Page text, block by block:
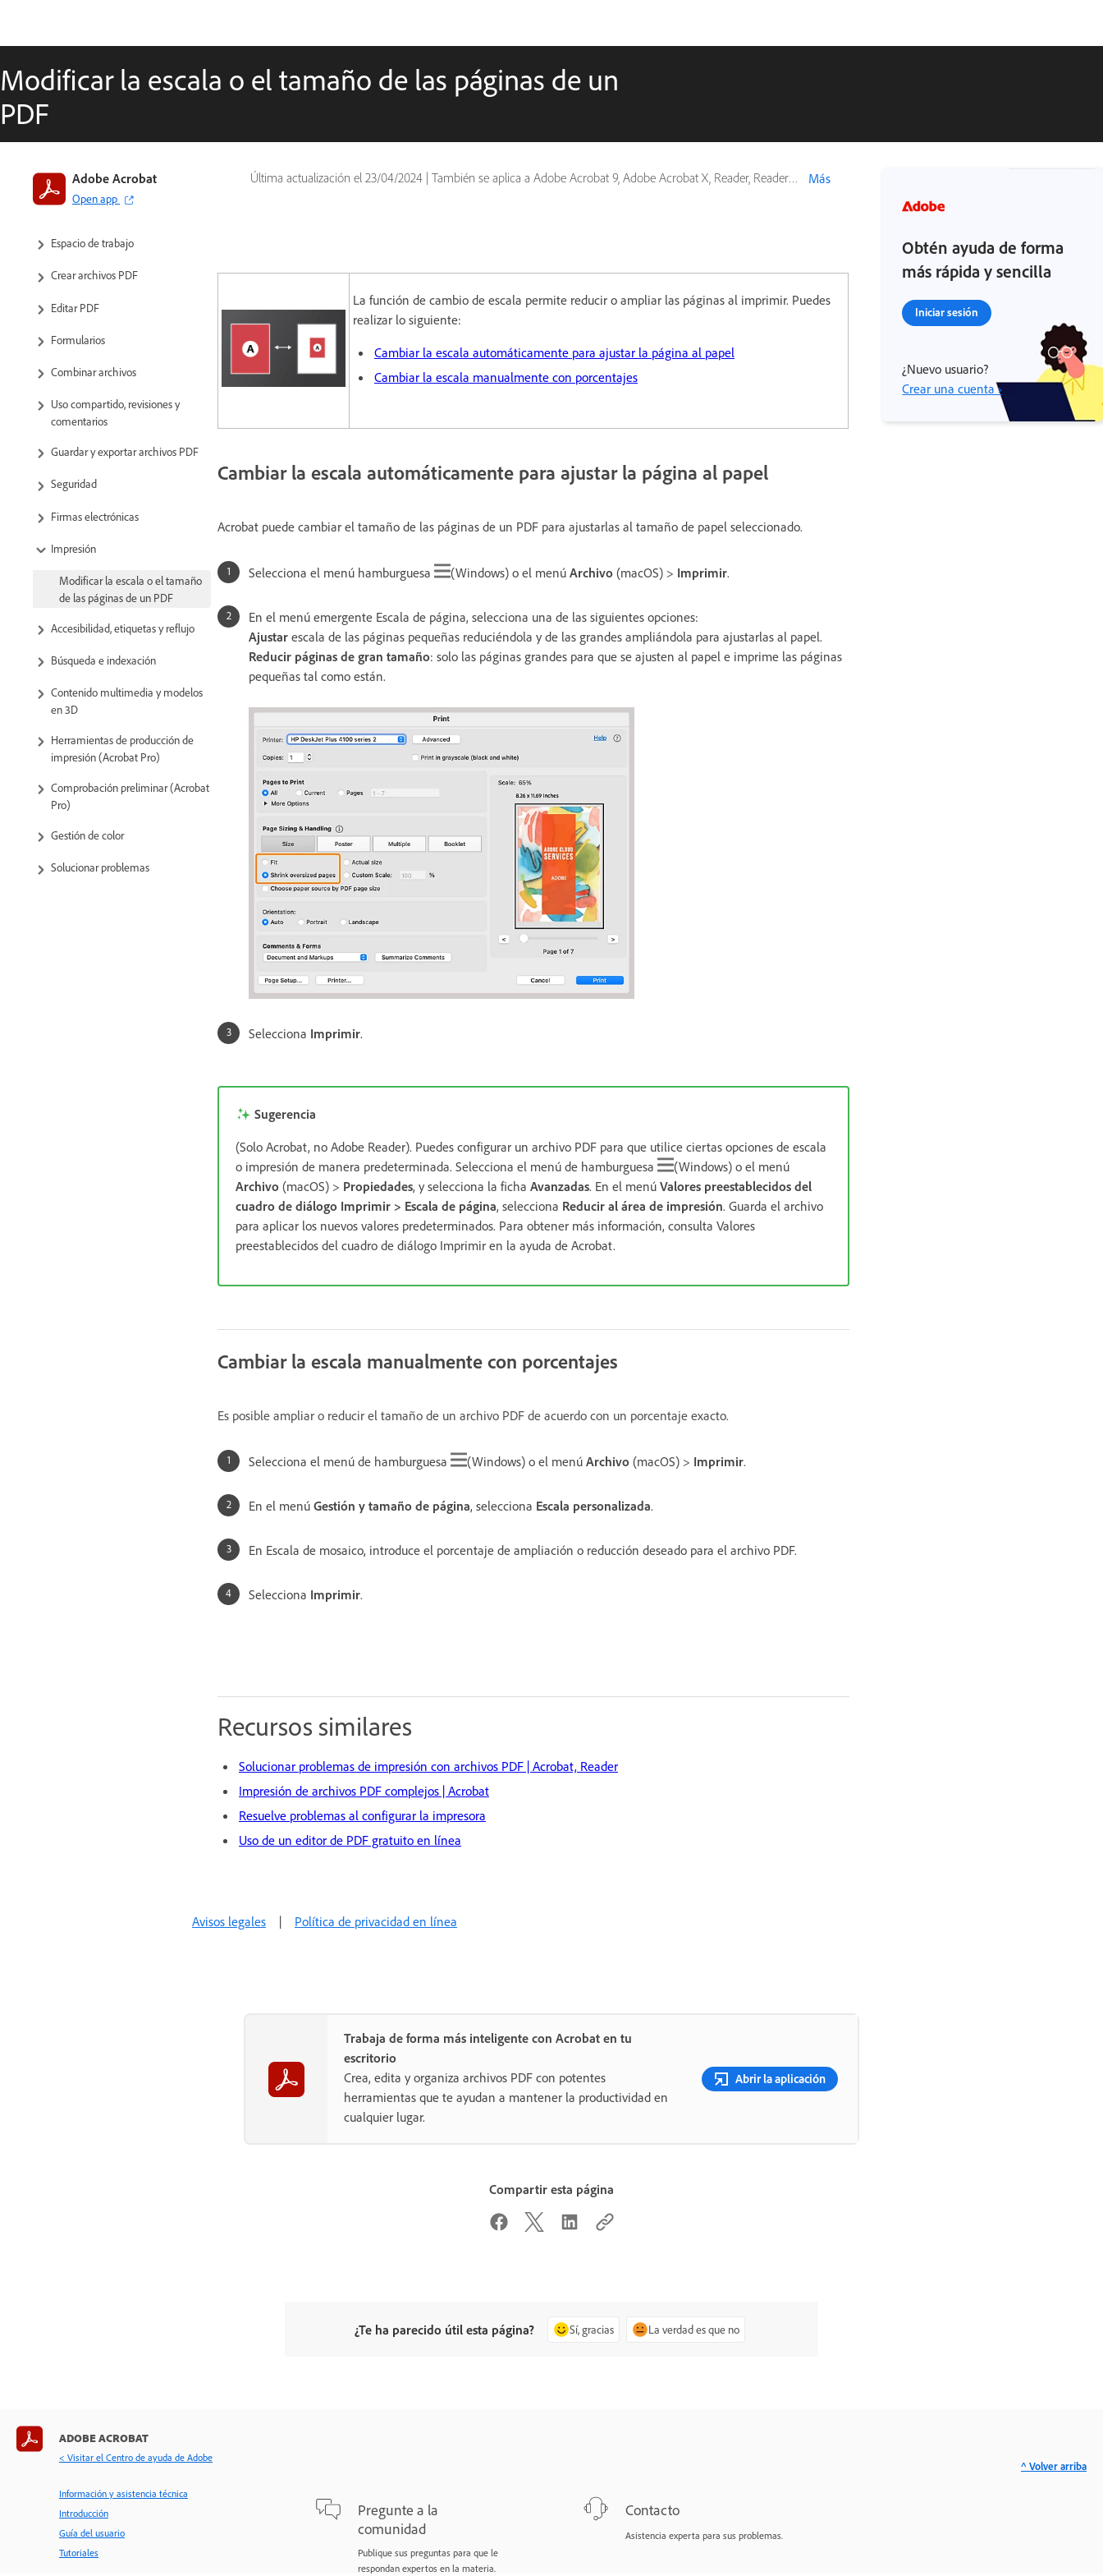
Modificar la escala o el tamaño de las páginas de un
PDF
Última actualización el 23/04/2024 | También se aplica a Adobe Acrobat 9, Adobe Acrobat X, Reader, Reader 9, Reader X Más
Adobe Acrobat
Open app
Espacio de trabajo
Crear archivos PDF
Editar PDF
Formularios
Combinar archivos
Uso compartido, revisiones y
comentarios
Guardar y exportar archivos PDF
Seguridad
Firmas electrónicas
Impresión
Modificar la escala o el tamaño
de las páginas de un PDF
Accesibilidad, etiquetas y reflujo
Búsqueda e indexación
Contenido multimedia y modelos
en 3D
Herramientas de producción de
impresión (Acrobat Pro)
Comprobación preliminar (Acrobat
Pro)
Gestión de color
Solucionar problemas
La función de cambio de escala permite reducir o ampliar las páginas al imprimir. Puedes
realizar lo siguiente:
Cambiar la escala automáticamente para ajustar la página al papel
Cambiar la escala manualmente con porcentajes
Cambiar la escala automáticamente para ajustar la página al papel
Acrobat puede cambiar el tamaño de las páginas de un PDF para ajustarlas al tamaño de papel seleccionado.
Selecciona el menú hamburguesa (Windows) o el menú Archivo (macOS) > Imprimir.
En el menú emergente Escala de página, selecciona una de las siguientes opciones:
Ajustar escala de las páginas pequeñas reduciéndola y de las grandes ampliándola para ajustarlas al papel.
Reducir páginas de gran tamaño: solo las páginas grandes para que se ajusten al papel e imprime las páginas
pequeñas tal como están.
Selecciona Imprimir.
Sugerencia
(Solo Acrobat, no Adobe Reader). Puedes configurar un archivo PDF para que utilice ciertas opciones de escala
o impresión de manera predeterminada. Selecciona el menú de hamburguesa
(Windows) o el menú
Archivo (macOS) > Propiedades, y selecciona la ficha Avanzadas. En el menú Valores preestablecidos del
cuadro de diálogo Imprimir > Escala de página, selecciona Reducir al área de impresión. Guarda el archivo
para aplicar los nuevos valores predeterminados. Para obtener más información, consulta Valores
preestablecidos del cuadro de diálogo Imprimir en la ayuda de Acrobat.
Cambiar la escala manualmente con porcentajes
Es posible ampliar o reducir el tamaño de un archivo PDF de acuerdo con un porcentaje exacto.
Selecciona el menú de hamburguesa (Windows) o el menú Archivo (macOS) > Imprimir.
En el menú Gestión y tamaño de página, selecciona Escala personalizada.
En Escala de mosaico, introduce el porcentaje de ampliación o reducción deseado para el archivo PDF.
Selecciona Imprimir.
Recursos similares
Solucionar problemas de impresión con archivos PDF | Acrobat, Reader
Impresión de archivos PDF complejos | Acrobat
Resuelve problemas al configurar la impresora
Uso de un editor de PDF gratuito en línea
Obtén ayuda de forma
más rápida y sencilla
Iniciar sesión
¿Nuevo usuario?
Crear una cuenta ›
Avisos legales | Política de privacidad en línea
Trabaja de forma más inteligente con Acrobat en tu
escritorio
Crea, edita y organiza archivos PDF con potentes
herramientas que te ayudan a mantener la productividad en
cualquier lugar.
Abrir la aplicación
Compartir esta página
¿Te ha parecido útil esta página? Sí, gracias La verdad es que no
ADOBE ACROBAT
< Visitar el Centro de ayuda de Adobe
Información y asistencia técnica
Introducción
Guía del usuario
Tutoriales
Pregunte a la
comunidad
Publique sus preguntas para que le
respondan expertos en la materia.
Contacto
Asistencia experta para sus problemas.
^ Volver arriba